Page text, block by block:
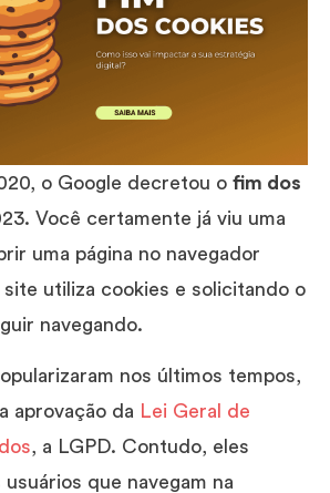
o Google decretou o fim dos
Você certamente já viu uma
uma página no navegador
utiliza cookies e solicitando o
navegando.
nos últimos tempos,
aprovação da Lei Geral de
, a LGPD. Contudo, eles
usuários que navegam na